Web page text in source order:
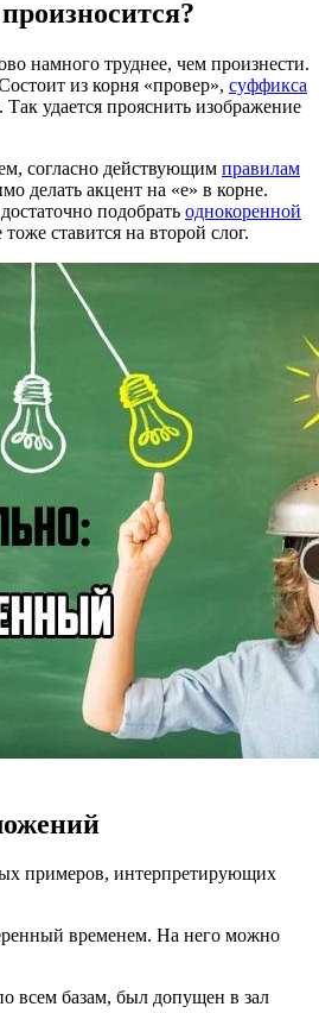
намного труднее, чем произнести.
из корня «провер», суффикса
удается прояснить изображение
согласно действующим правилам
делать акцент на «е» в корне.
подобрать однокоренной
тоже ставится на второй слог.
примеров, интерпретирующих
временем. На него можно
всем базам, был допущен в зал